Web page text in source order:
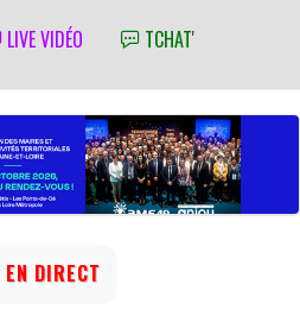
LIVE VIDÉO TCHAT'
EN DIRECT